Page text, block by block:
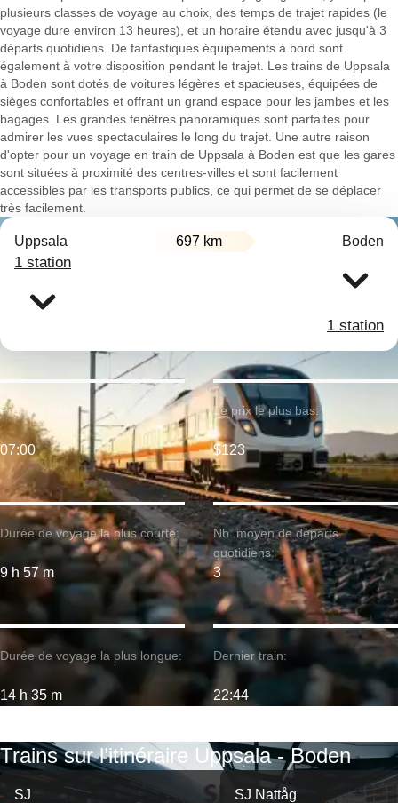
plusieurs classes de voyage au choix, des temps de trajet rapides (le
voyage dure environ 13 heures), et un horaire étendu avec jusqu'à 3
départs quotidiens. De fantastiques équipements à bord sont
également à votre disposition pendant le trajet. Les trains de Uppsala
à Boden sont dotés de voitures légères et spacieuses, équipées de
sièges confortables et offrant un grand espace pour les jambes et les
bagages. Les grandes fenêtres panoramiques sont parfaites pour
admirer les vues spectaculaires le long du trajet. Une autre raison
d'opter pour un voyage en train de Uppsala à Boden est que les gares
sont situées à proximité des centres-villes et sont facilement
accessibles par les transports publics, ce qui permet de se déplacer
très facilement.
Uppsala 697 km Boden
1 station
1 station
Durée de voyage la plus courte:
9 h 57 m
Premier train:
07:00
Durée de voyage la plus longue:
14 h 35 m
Le prix le plus bas:
$123
Nb. moyen de départs
quotidiens:
3
Dernier train:
22:44
Trains sur l’itinéraire Uppsala - Boden
SJ SJ Nattåg